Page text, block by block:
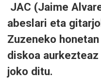
JAC (Jaime
abeslari eta
Zuzeneko
diskoa
joko ditu.